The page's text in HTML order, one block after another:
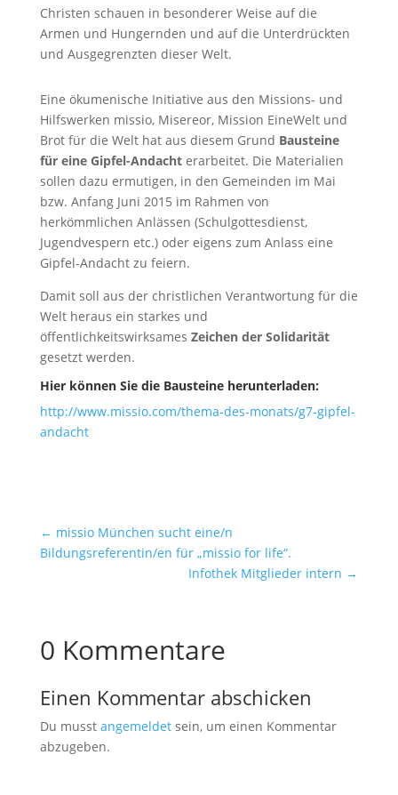
Christen schauen in besonderer Weise auf die
Armen und Hungernden und auf die Unterdrückten
und Ausgegrenzten dieser Welt.
Eine ökumenische Initiative aus den Missions- und
Hilfswerken missio, Misereor, Mission EineWelt und
Brot für die Welt hat aus diesem Grund Bausteine
für eine Gipfel-Andachterarbeitet. Die Materialien
sollen dazu ermutigen, in den Gemeinden im Mai
bzw. Anfang Juni 2015 im Rahmen von
herkömmlichen Anlässen (Schulgottesdienst,
Jugendvespern etc.) oder eigens zum Anlass eine
Gipfel-Andacht zu feiern.
Damit soll aus der christlichen Verantwortung für die
Welt heraus ein starkes und
öffentlichkeitswirksames Zeichen der Solidarität
gesetzt werden.
Hier können Sie die Bausteine herunterladen:
http://www.missio.com/thema-des-monats/g7-gipfel-
andacht
← missio München sucht eine/n
Bildungsreferentin/en für „missio for life“.
Infothek Mitglieder intern →
0 Kommentare
Einen Kommentar abschicken
Du musst angemeldetsein, um einen Kommentar
abzugeben.